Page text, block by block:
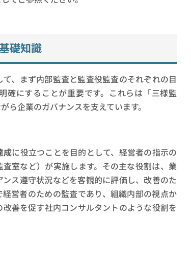
礎知識
、まず内部監査と監査役監査のそれぞれの目
確にすることが重要です。これらは「三様監
ら企業のガバナンスを支えています。
成に役立つことを目的として、経営者の指示の
室など）が実施します。その主な役割は、業
ス遵守状況などを客観的に評価し、改善のた
営者のための監査であり、組織内部の視点か
善を促す社内コンサルタントのような役割を